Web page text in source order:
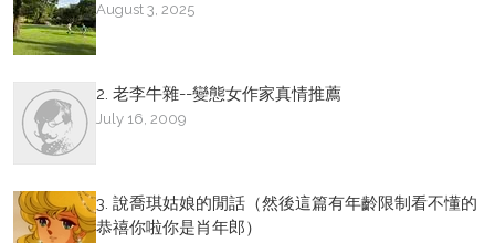
August 3, 2025
2. 老李牛雜--變態女作家真情推薦
July 16, 2009
3. 說喬琪姑娘的閒話（然後這篇有年齡限制看不懂的
恭禧你啦你是肖年郎）